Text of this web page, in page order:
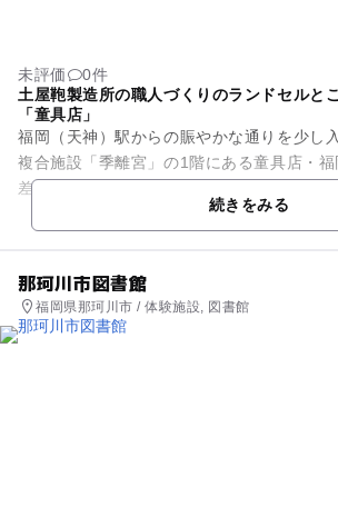
未評価
0件
土屋鞄製造所の職人づくりのランドセルと
「童具店」
福岡（天神）駅からの賑やかな通りを少し
複合施設「季離宮」の1階にある童具店・
差し込む光を受け、明るく広々とした店内
手仕事をじっくりご覧いただ...続きをみる
那珂川市図書館
福岡県那珂川市 / 体験施設, 図書館